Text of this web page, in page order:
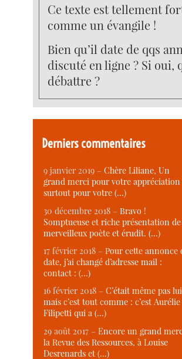
Ce texte est tellement
comme un évangile !
Bien qu’il date de qqs
discuté en ligne ? Si oui,
débattre ?
Derniers commentaires
9 janvier 2019 –Chère Liliane, Un
grand merci pour votre appréciation
surtout pour votre (…)
30 décembre 2018 –Bravo !
Somptueuse et riche présentation
merveilleux poète et érudit. (…)
17 février 2018 –Pour cette annonce
date, j’ai changé d’adresse mail :
contact : (…)
16 février 2018 –C’était même pas
mais c’est tout comme : c’est Aurélie
Filipetti qui a (…)
29 août 2017 –Encore un grand
la Revue des Ressources, à Louise
Desrenards et (…)